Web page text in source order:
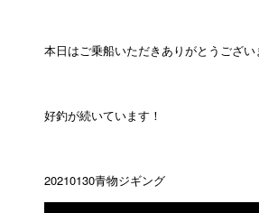
本日はご乗船いただきありがとうござい
好釣が続いています！
20210130青物ジギング